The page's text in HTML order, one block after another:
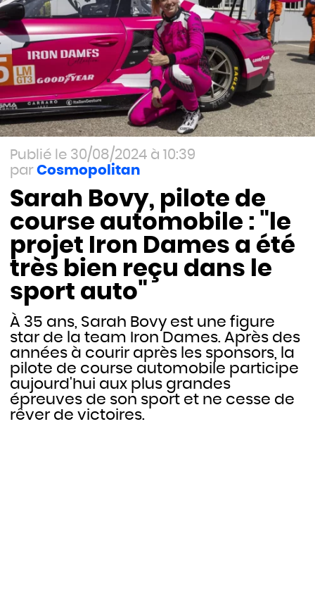
30/08/2024 à 10:39
Cosmopolitan
Sarah Bovy, pilote de
course automobile : "le
projet Iron Dames a été
très bien reçu dans le
sport auto"
À 35 ans, Sarah Bovy est une figure
star de la team Iron Dames. Après des
années à courir après les sponsors, la
pilote de course automobile participe
aujourd'hui aux plus grandes
épreuves de son sport et ne cesse de
rêver de victoires.